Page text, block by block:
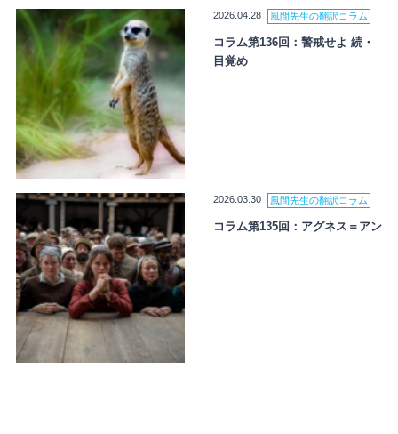
2026.04.28 風間先生の翻訳コラム
コラム第136回：警戒せよ 続・
目覚め
2026.03.30 風間先生の翻訳コラム
コラム第135回：アグネス＝アン